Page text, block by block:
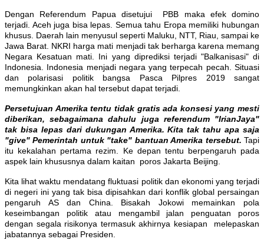
Dengan Referendum Papua disetujui PBB maka efek domino
terjadi. Aceh juga bisa lepas. Semua tahu Eropa memiliki hubungan
khusus. Daerah lain menyusul seperti Maluku, NTT, Riau, sampai ke
Jawa Barat. NKRI harga mati menjadi tak berharga karena memang
Negara Kesatuan mati. Ini yang diprediksi terjadi "Balkanisasi" di
Indonesia. Indonesia menjadi negara yang terpecah pecah. Situasi
dan polarisasi politik bangsa Pasca Pilpres 2019 sangat
memungkinkan akan hal tersebut dapat terjadi.
Persetujuan Amerika tentu tidak gratis ada konsesi yang mesti
diberikan, sebagaimana dahulu juga referendum "IrianJaya"
tak bisa lepas dari dukungan Amerika. Kita tak tahu apa saja
"give" Pemerintah untuk "take" bantuan Amerika tersebut. Tapi
itu kekalahan pertama rezim. Ke depan tentu berpengaruh pada
aspek lain khususnya dalam kaitan poros Jakarta Beijing.
Kita lihat waktu mendatang fluktuasi politik dan ekonomi yang terjadi
di negeri ini yang tak bisa dipisahkan dari konflik global persaingan
pengaruh AS dan China. Bisakah Jokowi memainkan pola
keseimbangan politik atau mengambil jalan penguatan poros
dengan segala risikonya termasuk akhirnya kesiapan melepaskan
jabatannya sebagai Presiden.